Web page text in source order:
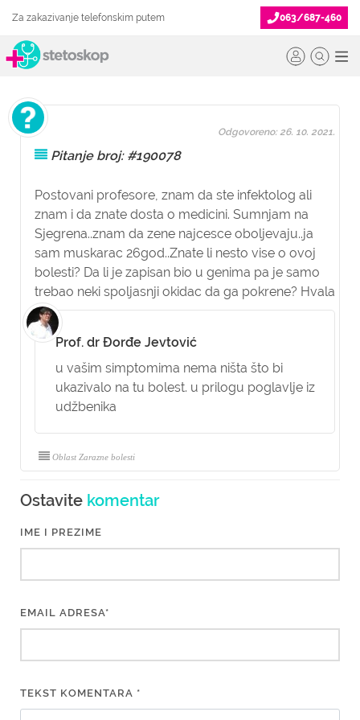
Za zakazivanje telefonskim putem 063/687-460
Pitanje broj: #190078
Postovani profesore, znam da ste infektolog ali
znam i da znate dosta o medicini. Sumnjam na
Sjegrena..znam da zene najcesce oboljevaju..ja
sam muskarac 26god..Znate li nesto vise o ovoj
bolesti? Da li je zapisan bio u genima pa je samo
trebao neki spoljasnji okidac da ga pokrene? Hvala
Odgovoreno: 26. 10. 2021.
Prof. dr Đorđe Jevtović
u vašim simptomima nema ništa što bi
ukazivalo na tu bolest. u prilogu poglavlje iz
udžbenika
Oblast Zarazne bolesti
Ostavite komentar
IME I PREZIME
EMAIL ADRESA*
TEKST KOMENTARA *